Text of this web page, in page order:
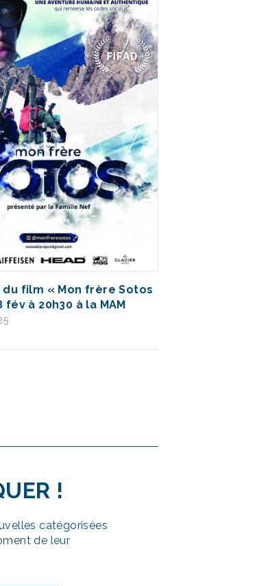
film « Mon frère Sotos
fév à 20h30 à la MAM
!
catégorisées
de leur